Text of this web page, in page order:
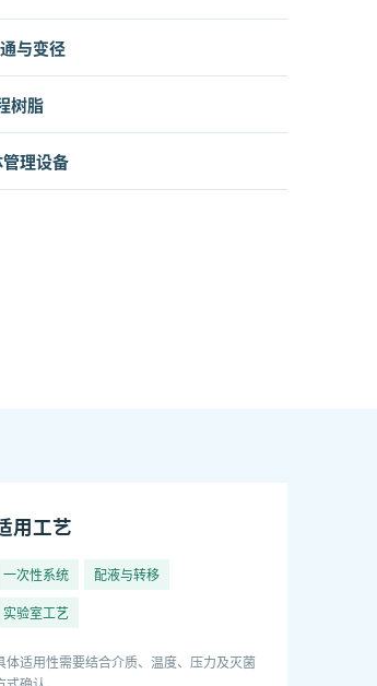
与变径
树脂
理设备
用工艺
一次性系统 配液与转移
实验室工艺
体适用性需要结合介质、温度、压力及灭菌